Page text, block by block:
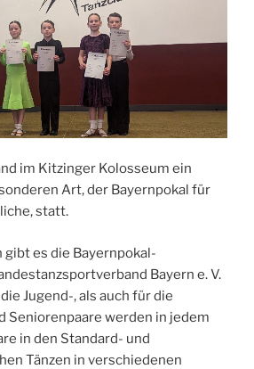
im Kitzinger Kolosseum ein
Art, der Bayernpokal für
statt.
gibt es die Bayernpokal-
Bayern e. V.
Jugend-, als auch für die
Seniorenpaare werden in jedem
in den Standard- und
Tänzen in verschiedenen